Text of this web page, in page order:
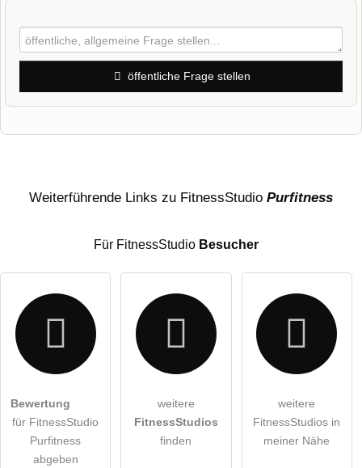
öffentliche Frage stellen
E-Mail-Adresse (wird nicht veröffentlicht)
Hiermit akzeptiere ich dieAGB
Die Datenschutzerklärung habe ich zur Kenntnis genommen.
Weiterführende Links zu FitnessStudio Purfitness
Für FitnessStudio Besucher
Bewertung
für FitnessStudio
Purfitness
abgeben
weitere
FitnessStudios
finden
weitere
FitnessStudios in
meiner Nähe